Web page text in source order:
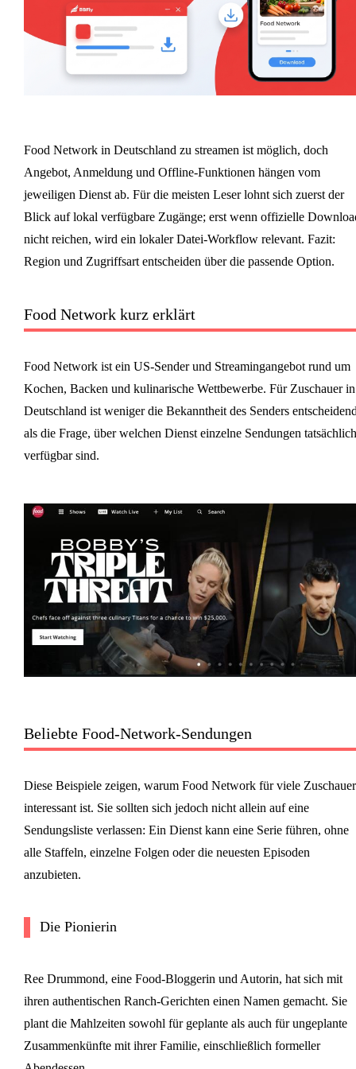
Food Network in Deutschland zu streamen ist möglich, doch
Angebot, Anmeldung und Offline-Funktionen hängen vom
jeweiligen Dienst ab. Für die meisten Leser lohnt sich zuerst der
Blick auf lokal verfügbare Zugänge; erst wenn offizielle
nicht reichen, wird ein lokaler Datei-Workflow relevant. Fazit:
Region und Zugriffsart entscheiden über die passende Option.
Food Network kurz erklärt
Food Network ist ein US-Sender und Streamingangebot rund um
Kochen, Backen und kulinarische Wettbewerbe. Für Zuschauer in
Deutschland ist weniger die Bekanntheit des Senders
als die Frage, über welchen Dienst einzelne Sendungen tatsächlich
verfügbar sind.
Beliebte Food-Network-Sendungen
Diese Beispiele zeigen, warum Food Network für viele Zuschauer
interessant ist. Sie sollten sich jedoch nicht allein auf eine
Sendungsliste verlassen: Ein Dienst kann eine Serie führen, ohne
alle Staffeln, einzelne Folgen oder die neuesten Episoden
anzubieten.
Die Pionierin
Ree Drummond, eine Food-Bloggerin und Autorin, hat sich mit
ihren authentischen Ranch-Gerichten einen Namen gemacht. Sie
plant die Mahlzeiten sowohl für geplante als auch für ungeplante
Zusammenkünfte mit ihrer Familie, einschließlich formeller